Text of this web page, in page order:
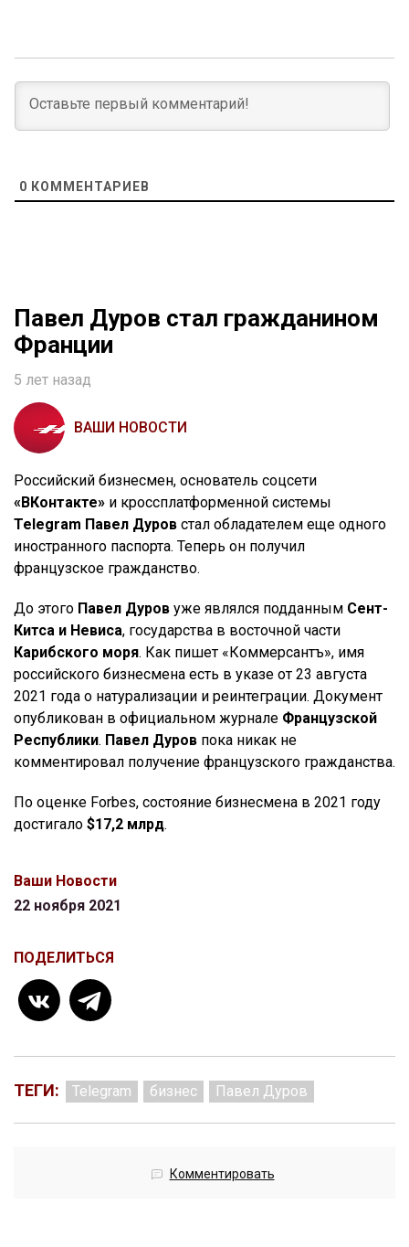
0 КОММЕНТАРИЕВ
Павел Дуров стал гражданином
Франции
5 лет назад
ВАШИ НОВОСТИ
Российский бизнесмен, основатель соцсети
«ВКонтакте» и кроссплатформенной системы
Telegram Павел Дуров стал обладателем еще одного
иностранного паспорта. Теперь он получил
французское гражданство.
До этого Павел Дуров уже являлся подданным Сент-
Китса и Невиса, государства в восточной части
Карибского моря. Как пишет «Коммерсантъ», имя
российского бизнесмена есть в указе от 23 августа
2021 года о натурализации и реинтеграции. Документ
опубликован в официальном журнале Французской
Республики. Павел Дуров пока никак не
комментировал получение французского гражданства.
По оценке Forbes, состояние бизнесмена в 2021 году
достигало $17,2 млрд.
Ваши Новости
22 ноября 2021
ПОДЕЛИТЬСЯ
ТЕГИ: Telegram бизнес Павел Дуров
Комментировать